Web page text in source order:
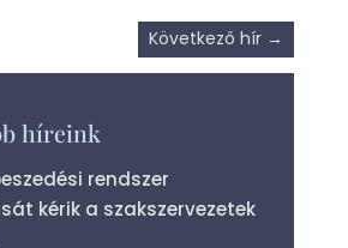
Következő hír →
híreink
rendszer
kérik a szakszervezetek